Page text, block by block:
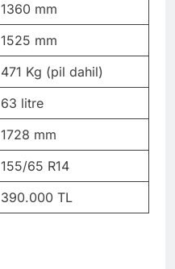
1360 mm
1525 mm
471 Kg (pil dahil)
63 litre
1728 mm
155/65 R14
390.000 TL